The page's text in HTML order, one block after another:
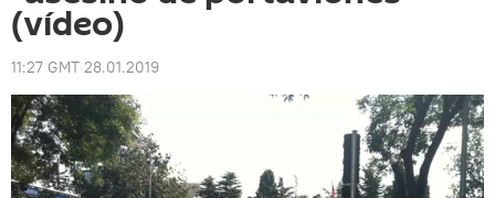
(vídeo)
11:27 GMT 28.01.2019